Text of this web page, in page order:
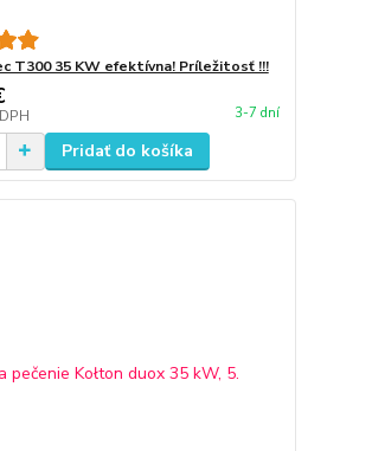
T300 35 KW efektívna! Príležitosť !!!
3-7 dní
Pridať do košíka